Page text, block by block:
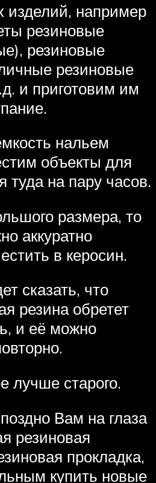
например
резиновые
резиновые
резиновые
и приготовим им
нальем
объекты для
туда на пару часов.
размера, то
аккуратно
в керосин.
сказать, что
резина обретет
и её можно
лучше старого.
Вам на глаза
резиновая
прокладка,
купить новые